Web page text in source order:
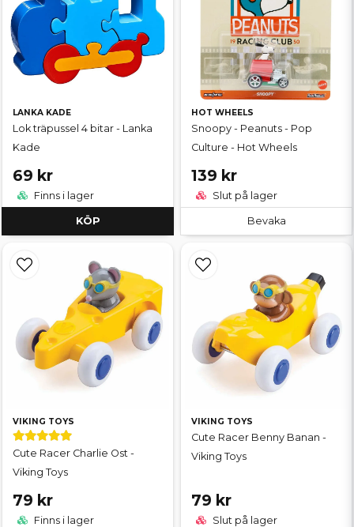
LANKA KADE
Lok träpussel 4 bitar - Lanka
Kade
69 kr
Finns i lager
KÖP
HOT WHEELS
Snoopy - Peanuts - Pop
Culture - Hot Wheels
139 kr
Slut på lager
Bevaka
VIKING TOYS
Cute Racer Charlie Ost -
Viking Toys
79 kr
Finns i lager
VIKING TOYS
Cute Racer Benny Banan -
Viking Toys
79 kr
Slut på lager